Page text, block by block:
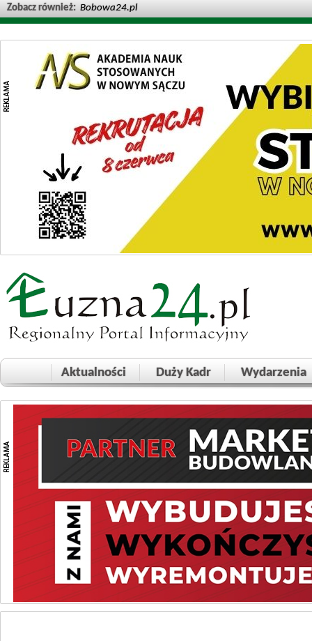
Zobacz również: Bobowa24.pl
Aktualności Duży Kadr Wydarzenia